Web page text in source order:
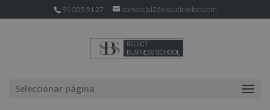
91 005 91 27 comercial2@escuelaselect.com
Seleccionar página